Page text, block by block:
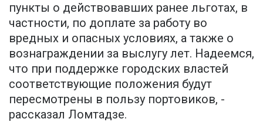
пункты о действовавших ранее льготах, в
частности, по доплате за работу во
вредных и опасных условиях, а также о
вознаграждении за выслугу лет. Надеемся,
что при поддержке городских властей
соответствующие положения будут
пересмотрены в пользу портовиков, -
рассказал Ломтадзе.